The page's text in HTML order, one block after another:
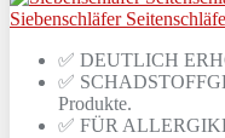
Siebenschläfer
✅ DEUTLICH
✅
Produkte.
✅ FÜR